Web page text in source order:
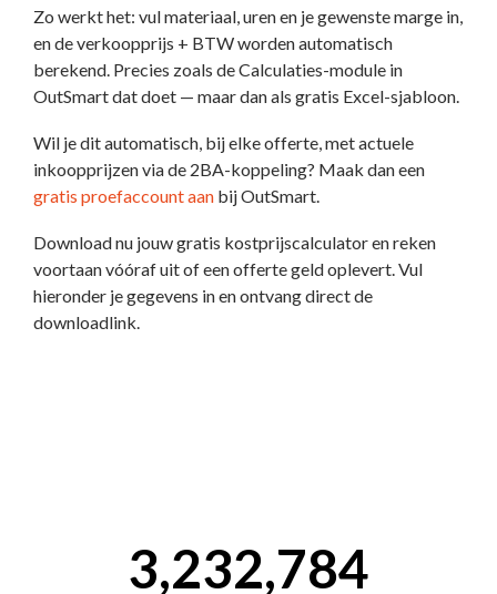
Zo werkt het: vul materiaal, uren en je gewenste marge in,
en de verkoopprijs + BTW worden automatisch
berekend. Precies zoals de Calculaties-module in
OutSmart dat doet — maar dan als gratis Excel-sjabloon.
Wil je dit automatisch, bij elke offerte, met actuele
inkoopprijzen via de 2BA-koppeling? Maak dan een
gratis proefaccount aan bij OutSmart.
Download nu jouw gratis kostprijscalculator en reken
voortaan vóóraf uit of een offerte geld oplevert. Vul
hieronder je gegevens in en ontvang direct de
downloadlink.
3,232,784